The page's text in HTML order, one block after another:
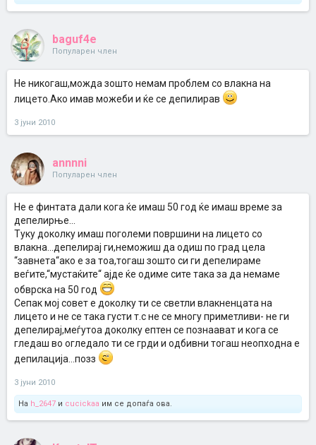
baguf4e
Популарен член
Не никогаш,можда зошто немам проблем со влакна на
лицето.Ако имав можеби и ќе се депилирав
3 јуни 2010
annnni
Популарен член
Не е финтата дали кога ќе имаш 50 год ќе имаш време за
депелирње...
Туку доколку имаш поголеми површини на лицето со
влакна...депелирај ги,неможиш да одиш по град цела
“завнета“ако е за тоа,тогаш зошто си ги депелираме
веѓите,“мустаќите“ ајде ќе одиме сите така за да немаме
обврска на 50 год
Сепак мој совет е доколку ти се светли влакненцата на
лицето и не се така густи т.с не се многу приметливи- не ги
депелирај,меѓутоа доколку ептен се познаават и кога се
гледаш во огледало ти се грди и одбивни тогаш неопходна е
депилација...позз
3 јуни 2010
На h_2647 и cucickaa им се допаѓа ова.